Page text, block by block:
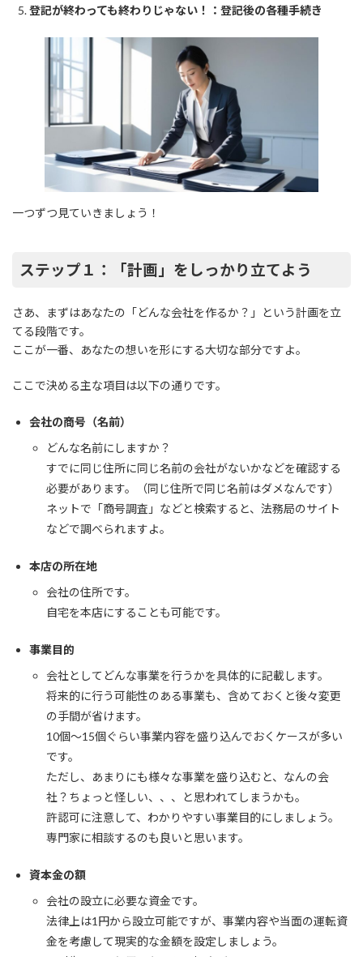
登記が終わっても終わりじゃない！：登記後の各種手続き
一つずつ見ていきましょう！
ステップ１：「計画」をしっかり立てよう
さあ、まずはあなたの「どんな会社を作るか？」という計画を立
てる段階です。
ここが一番、あなたの想いを形にする大切な部分ですよ。
ここで決める主な項目は以下の通りです。
会社の商号（名前）
どんな名前にしますか？
すでに同じ住所に同じ名前の会社がないかなどを確認する
必要があります。（同じ住所で同じ名前はダメなんです）
ネットで「商号調査」などと検索すると、法務局のサイト
などで調べられますよ。
本店の所在地
会社の住所です。
自宅を本店にすることも可能です。
事業目的
会社としてどんな事業を行うかを具体的に記載します。
将来的に行う可能性のある事業も、含めておくと後々変更
の手間が省けます。
10個～15個ぐらい事業内容を盛り込んでおくケースが多い
です。
ただし、あまりにも様々な事業を盛り込むと、なんの会
社？ちょっと怪しい、、、と思われてしまうかも。
許認可に注意して、わかりやすい事業目的にしましょう。
専門家に相談するのも良いと思います。
資本金の額
会社の設立に必要な資金です。
法律上は1円から設立可能ですが、事業内容や当面の運転資
金を考慮して現実的な金額を設定しましょう。